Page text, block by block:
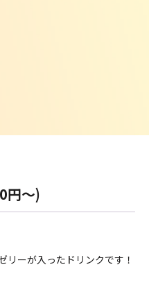
円〜)
リーが入ったドリンクです！